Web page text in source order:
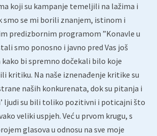
koji su kampanje temeljili na lažima i
smo se mi borili znanjem, istinom i
predizbornim programom ”Konavle u
smo ponosno i javno pred Vas još
bi spremno dočekali bilo koje
kritiku. Na naše iznenađenje kritike su
naših konkurenata, dok su pitanja i
ljudi su bili toliko pozitivni i poticajni što
veliki uspjeh. Već u prvom krugu, s
glasova u odnosu na sve moje